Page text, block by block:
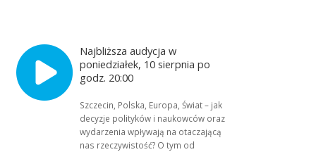
Najbliższa audycja w
poniedziałek, 10 sierpnia po
godz. 20:00
Szczecin, Polska, Europa, Świat – jak
decyzje polityków i naukowców oraz
wydarzenia wpływają na otaczającą
nas rzeczywistość? O tym od